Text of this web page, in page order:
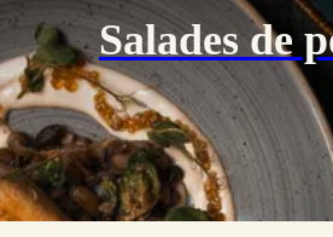
Salades de